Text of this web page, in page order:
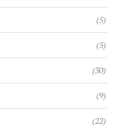
(5)
(5)
(30)
(9)
(22)